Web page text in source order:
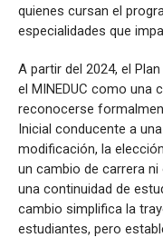
quienes cursan el
especialidades que
A partir del 2024, el
el MINEDUC como una
reconocerse
Inicial conducente a
modificación, la
un cambio de carrera
una continuidad de
cambio simplifica la
estudiantes, pero